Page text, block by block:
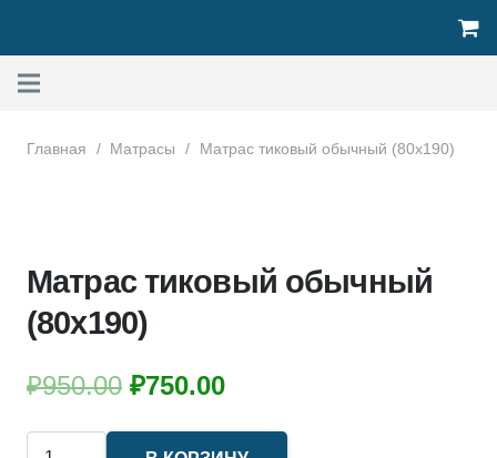
Главная / Матрасы / Матрас тиковый обычный (80х190)
Матрас тиковый обычный
(80х190)
₽950.00 Первоначальная
составляла
₽750.00Текущая
₽750.00.